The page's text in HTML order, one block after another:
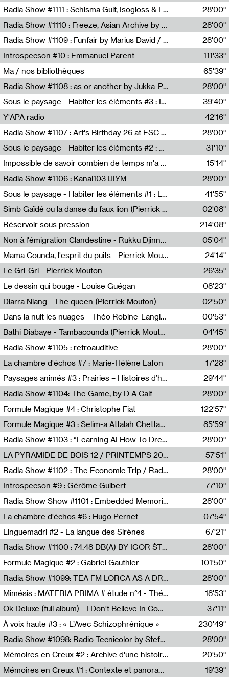
Radia Show #1111 : Schisma Gulf, Isogloss & Lament For The Old Clock By Harvey Young / Resonance
Resonance
28'00"
Radia Show #1110 : Freeze, Asian Archive by Avita Maheen / Radio Worm
Radio WORM
28'00"
Radia Show #1109 : Funfair by Marius David / JET FM
Jet FM
28'00"
Introspecson #10 : Emmanuel Parent
Pierre Henry,Emmanuel Parent
111'33"
Ma / nos bibliothèques
Sarah Tritz,Elene Lapiashivili,Justin Marconnet,Mateo Cuche,Esther Lechevalier,Suzie Lecroart,Romance Castelet
65'39"
Radia Show #1108 : as or another by Jukka-Pekka Kervinen / Rádio Zero
Radio Zero
28'00"
Sous le paysage - Habiter les éléments #3 : Interprétations, rituels et symboliques des éléments
Nastassja Martin
39'40"
Y'APA radio
Pierrick Mouton
42'16"
Radia Show #1107 : Art's Birthday 26 at ESC - Medien Kunst Labor
Radio Helsinki
28'00"
Sous le paysage - Habiter les éléments #2 : Vers le tournant élémentaire
Nastassja Martin
31'10"
Impossible de savoir combien de temps m'a échappé
Mélanie Blaison,Mateo Cuin
15'14"
Radia Show #1106 : Kanal103 ШУМ
Kanal103
28'00"
Sous le paysage - Habiter les éléments #1 : Les éléments et les débordements du vivant
Nastassja Martin
41'55"
Simb Gaïdé ou la danse du faux lion (Pierrick Mouton)
Pierrick Mouton,Simb Gaïdé
02'08"
Réservoir sous pression
214'08"
Non à l'émigration Clandestine - Rukku Djinne Squad (Eden Tinto Collins)
Eden Tinto Collins,Rukku Djinne
05'04"
Mama Counda, l'esprit du puits - Pierrick Mouton
Pierrick Mouton
24'14"
Le Gri-Gri - Pierrick Mouton
Pierrick Mouton
26'35"
Le dessin qui bouge - Louise Guégan
Louise Guégan
08'23"
Diarra Niang - The queen (Pierrick Mouton)
Pierrick Mouton,Diarra Niang
02'50"
Dans la nuit les nuages - Théo Robine-Langlois
Théo Robine-Langlois,LD Beat
00'53"
Bathi Diabaye - Tambacounda (Pierrick Mouton)
Pierrick Mouton,Bathi Diabaye
04'45"
Radia Show #1105 : retroauditive
Soundart Radio
28'00"
La chambre d'échos #7 : Marie-Hélène Lafon
Revue Les Chambres,Marie-Hélène Lafon
17'28"
Paysages animés #3 : Prairies – Histoires d’herbes et d’humains
Anne Simon
29'44"
Radia Show #1104: The Game, by D A Calf
Radio One NZ
28'00"
Formule Magique #4 : Christophe Fiat
Nathalie Lacroix
122'57"
Formule Magique #3 : Selim-a Attalah Chettaoui
Nathalie Lacroix,Selim-a Attalah Chettaoui
85'59"
Radia Show #1103 : “Learning AI How To Dream” by Sebastian Dingens (Radio Campus Bruxelles)
Radio Campus Bruxelles
28'00"
LA PYRAMIDE DE BOIS 12 / PRINTEMPS 2026
Sammy Stein
57'51"
Radia Show #1102 : The Economic Trip / Radio Grenouille
Radio Grenouille
28'00"
Introspecson #9 : Gérôme Guibert
Pierre Henry,Gérôme Guibert
77'10"
Radia Show Show #1101 : Embedded Memories by Jimmy Peggie / radioart106
Jimmy Peggie,radioart106
28'00"
La chambre d'échos #6 : Hugo Pernet
Revue Les Chambres,Hugo Pernet
07'54"
Linguemadri #2 - La langue des Sirènes
Meris Angioletti
67'21"
Radia Show #1100 : 74.48 DB(A) BY IGOR ŠTROMAJER FOR RADIO X
radio x
28'00"
Formule Magique #2 : Gabriel Gauthier
Nathalie Lacroix,Gabriel Gauthier
101'50"
Radia Show #1099: TEA FM LORCA AS A DREAM
TEAFM
28'00"
Mimésis : MATERIA PRIMA # étude n°4 - Théâtre de l’Aquarium
Francesco Russo,Scuola della Crisi
18'53"
Ok Deluxe (full album) - I Don't Believe In Computing
37'11"
À voix haute #3 : « L’Avec Schizophrénique »
230'49"
Radia Show #1098: Radio Tecnicolor by Stefan Nussbaumer & Georg Zichy (Radio Orange 94.0)
Radio Orange 94.0
28'00"
Mémoires en Creux #2 : Archive d'une histoire artistique
Sophie Auger-Grappin
20'50"
Mémoires en Creux #1 : Contexte et panorama
19'39"